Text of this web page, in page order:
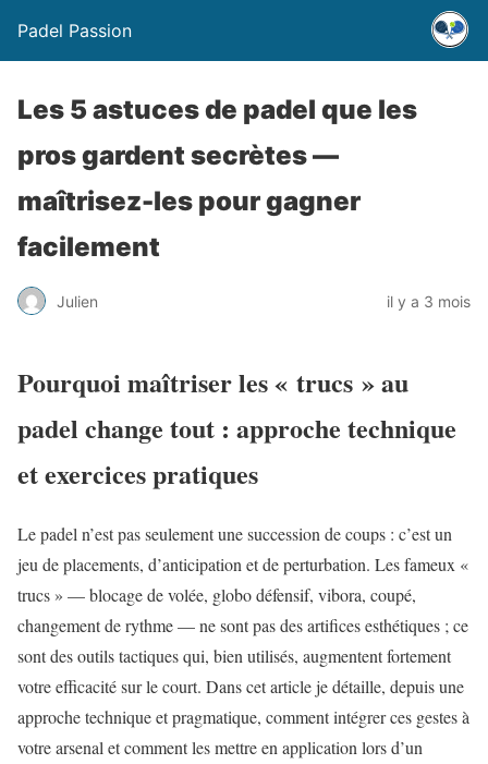
Padel Passion
Les 5 astuces de padel que les
pros gardent secrètes —
maîtrisez-les pour gagner
facilement
Julien il y a 3 mois
Pourquoi maîtriser les « trucs » au
padel change tout : approche technique
et exercices pratiques
Le padel n’est pas seulement une succession de coups : c’est un
jeu de placements, d’anticipation et de perturbation. Les fameux «
trucs » — blocage de volée, globo défensif, vibora, coupé,
changement de rythme — ne sont pas des artifices esthétiques ; ce
sont des outils tactiques qui, bien utilisés, augmentent fortement
votre efficacité sur le court. Dans cet article je détaille, depuis une
approche technique et pragmatique, comment intégrer ces gestes à
votre arsenal et comment les mettre en application lors d’un